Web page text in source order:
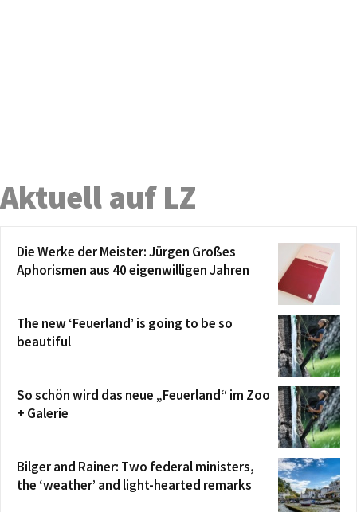
Aktuell auf LZ
Die Werke der Meister: Jürgen Großes
Aphorismen aus 40 eigenwilligen Jahren
The new ‘Feuerland’ is going to be so
beautiful
So schön wird das neue „Feuerland“ im Zoo
+ Galerie
Bilger and Rainer: Two federal ministers,
the ‘weather’ and light-hearted remarks